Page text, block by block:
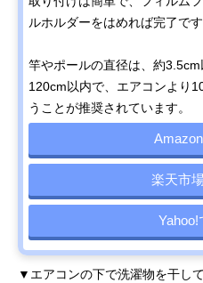
ルホルダーをはめれば完了です
竿やポールの直径は、約
120cm以内で、エアコンより
うことが推奨されています。
楽天市
Yahoo!
▼エアコンの下で洗濯物を干して